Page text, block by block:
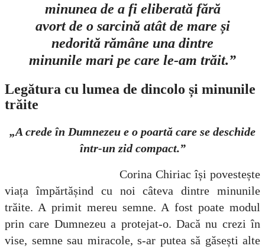
minunea de a fi eliberată fără
avort de o sarcină atât de mare și
nedorită rămâne una dintre
minunile mari pe care le-am trăit.”
Legătura cu lumea de dincolo și minunile
trăite
„A crede în Dumnezeu e o poartă care se deschide
într-un zid compact.”
Corina Chiriac își povestește
viața împărtășind cu noi câteva dintre minunile
trăite. A primit mereu semne. A fost poate modul
prin care Dumnezeu a protejat-o. Dacă nu crezi în
vise, semne sau miracole, s-ar putea să găsești alte